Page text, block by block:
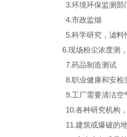
3.环境环保监测部
4.市政监烟
5.科学研究，滤料
6.现场粉尘浓度测，
7.药品制造测试
8.职业健康和安检
9.工厂需要清洁空气
10.各种研究机构，
11.建筑或爆破的地